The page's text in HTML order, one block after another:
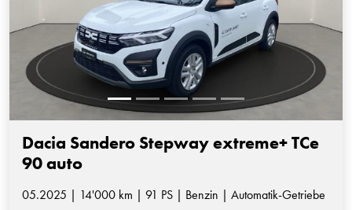
Dacia Sandero Stepway extreme+ TCe
90 auto
05.2025 | 14'000 km | 91 PS | Benzin | Automatik-Getriebe